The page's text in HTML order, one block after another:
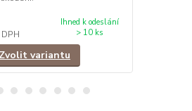
Ihned k odeslání
> 10 ks
Zvolit variantu